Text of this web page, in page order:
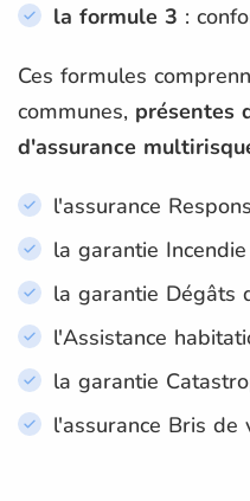
la formule 3 :
Ces formules
communes, présentes
d'assurance
l'assurance
la garantie
la garantie Dégâts
l'Assistance
la garantie
l'assurance Bris